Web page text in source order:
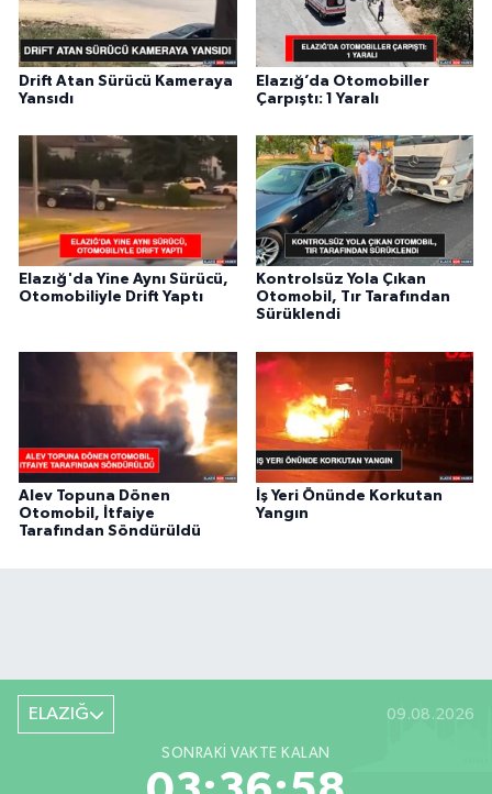
Drift Atan Sürücü Kameraya
Yansıdı
Elazığ’da Otomobiller
Çarpıştı: 1 Yaralı
Elazığ'da Yine Aynı Sürücü,
Otomobiliyle Drift Yaptı
Kontrolsüz Yola Çıkan
Otomobil, Tır Tarafından
Sürüklendi
Alev Topuna Dönen
Otomobil, İtfaiye
Tarafından Söndürüldü
İş Yeri Önünde Korkutan
Yangın
ELAZIĞ 09.08.2026
SONRAKI VAKTE KALAN